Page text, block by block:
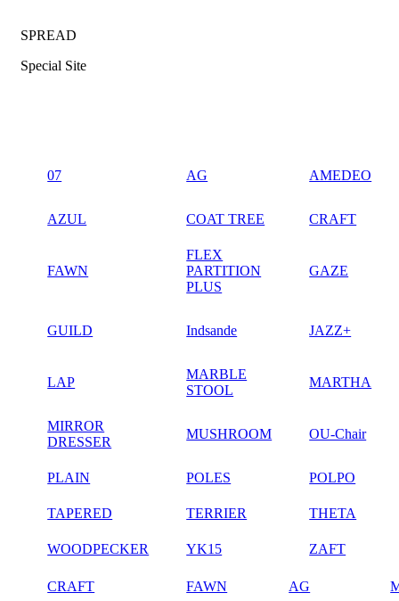
SPREAD
Special Site
07 AG AMEDEO
AZUL COAT TREE CRAFT
FAWN
FLEX
PARTITION
PLUS
GAZE
GUILD Indsande JAZZ+
LAP
MARBLE
STOOL
MARTHA
MIRROR
DRESSER
MUSHROOM OU-Chair
PLAIN POLES POLPO
TAPERED TERRIER THETA
WOODPECKER YK15 ZAFT
CRAFT FAWN AG